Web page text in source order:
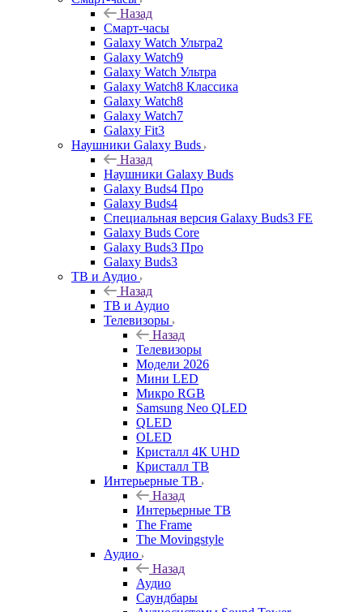
Назад
Смарт-часы
Galaxy Watch Ультра2
Galaxy Watch9
Galaxy Watch Ультра
Galaxy Watch8 Классика
Galaxy Watch8
Galaxy Watch7
Galaxy Fit3
Наушники Galaxy Buds
Назад
Наушники Galaxy Buds
Galaxy Buds4 Про
Galaxy Buds4
Специальная версия Galaxy Buds3 FE
Galaxy Buds Core
Galaxy Buds3 Про
Galaxy Buds3
ТВ и Аудио
Назад
ТВ и Аудио
Телевизоры
Назад
Телевизоры
Модели 2026
Мини LED
Микро RGB
Samsung Neo QLED
QLED
OLED
Кристалл 4К UHD
Кристалл ТВ
Интерьерные ТВ
Назад
Интерьерные ТВ
The Frame
The Movingstyle
Аудио
Назад
Аудио
Саундбары